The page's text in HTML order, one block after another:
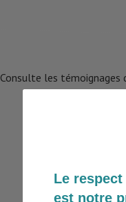
Consulte les témoignages
Le
est notre